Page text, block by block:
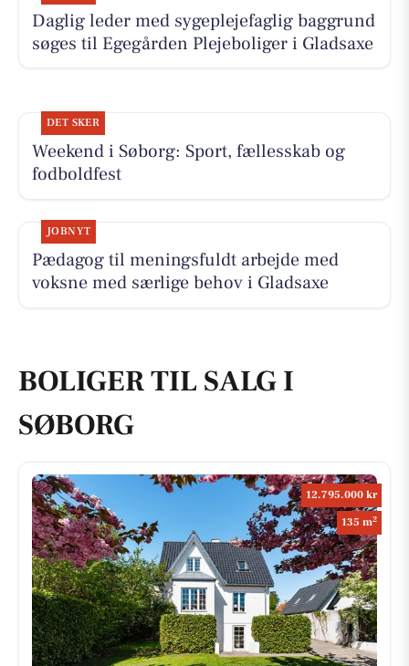
Daglig leder med sygeplejefaglig baggrund
søges til Egegården Plejeboliger i Gladsaxe
DET SKER
Weekend i Søborg: Sport, fællesskab og
fodboldfest
JOBNYT
Pædagog til meningsfuldt arbejde med
voksne med særlige behov i Gladsaxe
BOLIGER TIL SALG I
SØBORG
12.795.000 kr
135 m2